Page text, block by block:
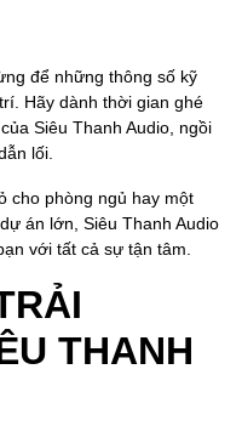
để những thông số kỹ
Hãy dành thời gian ghé
của Siêu Thanh Audio, ngồi
lối.
cho phòng ngủ hay một
án lớn, Siêu Thanh Audio
với tất cả sự tận tâm.
THANH